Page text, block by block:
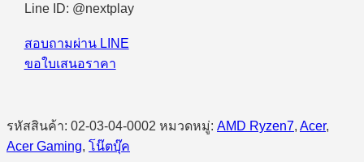
Line ID: @nextplay
สอบถามผ่าน LINE
ขอใบเสนอราคา
รหัสสินค้า: 02-03-04-0002 หมวดหมู่: AMD Ryzen7, Acer,
Acer Gaming, โน๊ตบุ๊ค